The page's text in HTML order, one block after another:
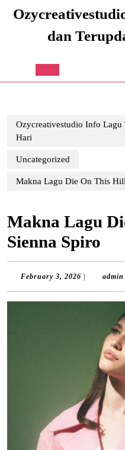
dan
Open
Ozycreativestudio Info Lagu
Hari
Uncategorized
Makna Lagu Die On This
Makna Lagu
Sienna Spiro
February 3, 2026 Februaryadmin